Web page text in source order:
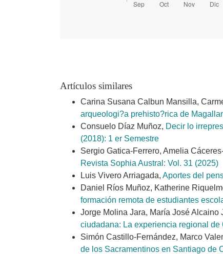
Artículos similares
Carina Susana Calbun Mansilla,
arqueologi?a prehisto?rica de
Consuelo Díaz Muñoz, Decir lo
(2018): 1 er Semestre
Sergio Gatica-Ferrero, Amelia
Revista Sophia Austral: Vol. 31 (2025)
Luis Vivero Arriagada, Aportes del
Daniel Ríos Muñoz, Katherine
formación remota de estudiantes
Jorge Molina Jara, María José Alcaino
ciudadana: La experiencia regional de
Simón Castillo-Fernández, Marco
de los Sacramentinos en Santiago de